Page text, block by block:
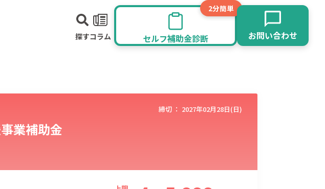
探すコラム
2分簡単
セルフ補助金診断 お問い合わせ
締切 ： 2027年02月28日(日)
業補助金